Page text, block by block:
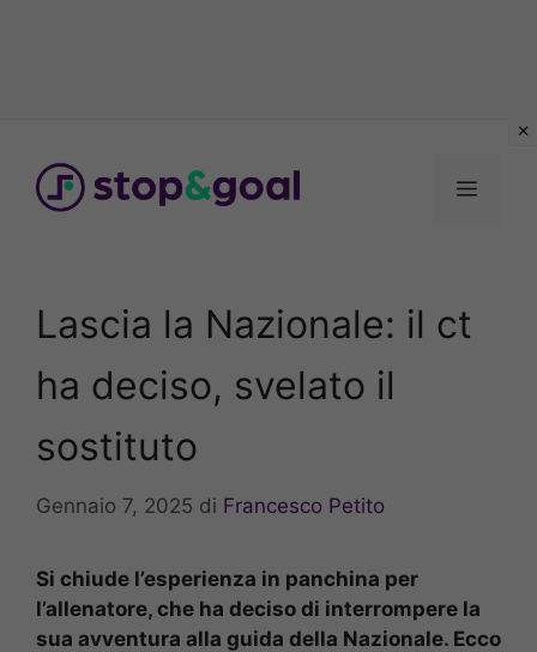
contenuto
Menu
Lascia la Nazionale: il ct
ha deciso, svelato il
sostituto
Gennaio 7, 2025 di Francesco Petito
Si chiude l’esperienza in panchina per
l’allenatore, che ha deciso di interrompere la
sua avventura alla guida della Nazionale. Ecco